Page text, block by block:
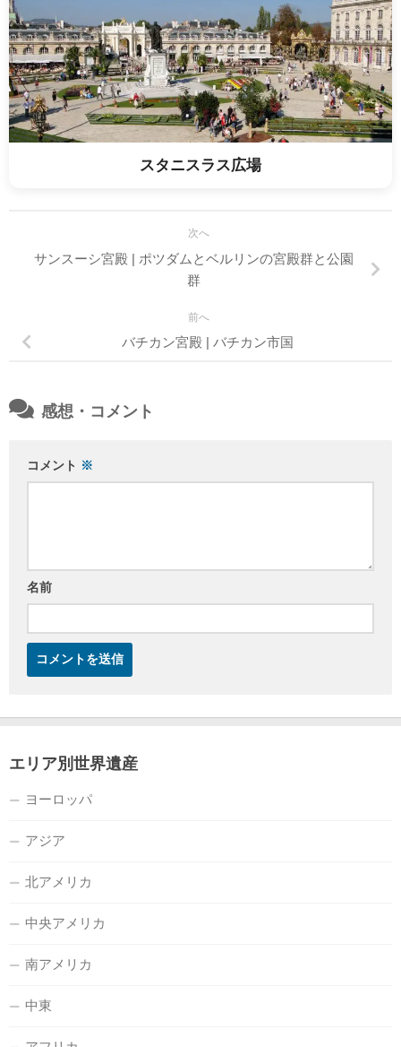
スタニスラス広場
次へ
サンスーシ宮殿 | ポツダムとベルリンの宮殿群と公園
群
前へ
バチカン宮殿 | バチカン市国
感想・コメント
コメント ※
名前
エリア別世界遺産
ヨーロッパ
アジア
北アメリカ
中央アメリカ
南アメリカ
中東